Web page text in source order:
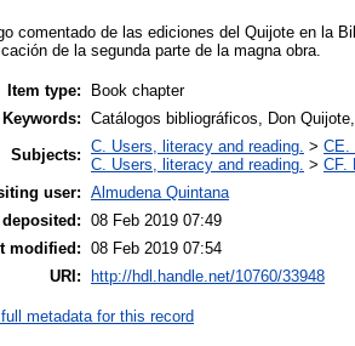
comentado de las ediciones del Quijote en la
de la segunda parte de la magna obra.
Item type:
Book chapter
Keywords: Catálogos bibliográficos, Don
Subjects: C. Users, literacy and reading. > CE.
C. Users, literacy and reading. > CF.
user: Almudena Quintana
deposited: 08 Feb 2019 07:49
modified: 08 Feb 2019 07:54
URI:
http://hdl.handle.net/10760/33948
metadata for this record